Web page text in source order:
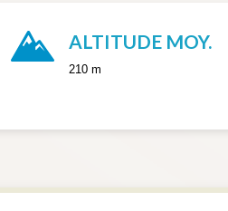
ALTITUDE MOY.
210 m